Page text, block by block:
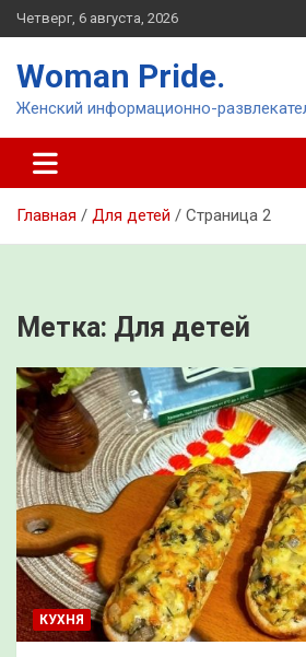
Перейти
к
Четверг, 6 августа, 2026
Woman Pride.
Женский информационно-
Главная Для детей Страница 2
Метка: Для детей
КУХНЯ